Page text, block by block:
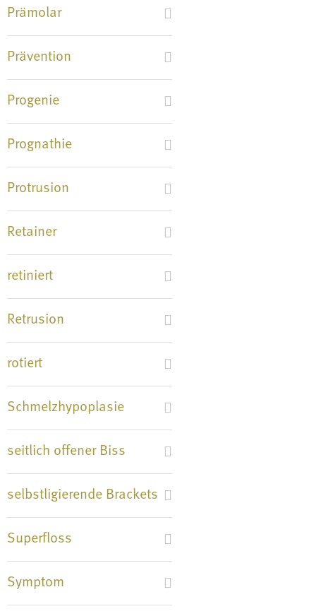
Prämolar
Prävention
Progenie
Prognathie
Protrusion
Retainer
retiniert
Retrusion
rotiert
Schmelzhypoplasie
seitlich offener Biss
selbstligierende Brackets
Superfloss
Symptom